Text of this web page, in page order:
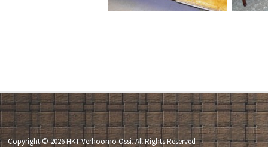
Copyright © 2026 HKT-Verhoomo Ossi. All Rights Reserved